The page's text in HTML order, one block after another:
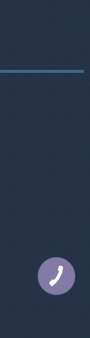
КНОПКА
СВЯЗИ